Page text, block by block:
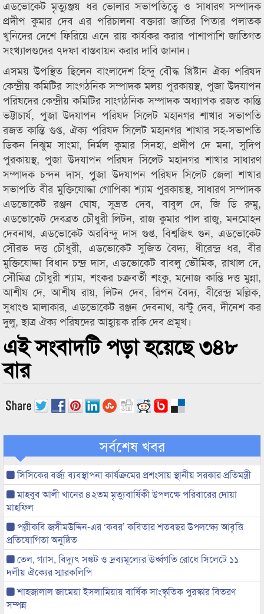
এডভোকেট মৃত্যুঞ্জয় ধর ভোলার সভাপতিত্বে ও সাধারণ সম্পাদক
প্রদীপ কুমার দেব এর পরিচালনা বক্তারা জাতির পিতার পলাতক
খুনিদের দেশে ফিরিয়ে এনে রায় কার্যকর করার পাশাপাশি জাতিগত
সংখ্যালগুদের ৭দফা বাস্তবায়ন করার দাবি জানান।
এসময় উপস্থিত ছিলেন বাংলাদেশ হিন্দু বৌদ্ধ খ্রিষ্টান ঐক্য পরিষদ
কেন্দ্রীয় কমিটির সাংগঠনিক সম্পাদক মলয় পুরকায়স্থ, পুজা উদযাপন
পরিষদের কেন্দ্রীয় কমিটির সাংগঠনিক সম্পাদক অধ্যাপক রজত কান্তি
ভট্টাচার্য, পুজা উদযাপন পরিষদ সিলেট মহানগর শাখার সভাপতি
রজত কান্তি গুপ্ত, ঐক্য পরিষদ সিলেট মহানগর শাখার সহ-সভাপতি
ডিকন নিঝুম সাংমা, নির্মল কুমার সিনহা, প্রদীপ দে মনা, সুদিপ
পুরকায়স্থ, পুজা উদযাপন পরিষদ সিলেট মহানগর শাখার সাধারণ
সম্পাদক চন্দন দাস, পুৃজা উদযাপন পরিষদ সিলেট জেলা শাখার
সভাপতি বীর মুক্তিযোদ্ধা গোপিকা শ্যাম পুরকায়স্থ, সাধারণ সম্পাদক
এডভোকেট রঞ্জন ঘোষ, সুভ্রত দেব, বাবুল দে, জি ডি রুমু,
এডভোকেট দেবব্রত চৌধুরী লিটন, রাজ কুমার পাল রাজু, মনমোহন
দেবনাথ, এডভোকেট অরবিন্দু দাস গুপ্ত, বিশ্বজিৎ গুন, এডভোকেট
সৌরভ দত্ত চৌধুরী, এডভোকেট সুজিত বৈদ্য, ধীরেন্দ্র ধর, বীর
মুক্তিযোদ্দা বিধান চন্দ্র দাস, এডভোকেট বাবলু ভৌমিক, রাখাল দে,
সৌমিত্র চৌধুরী শ্যাম, শংকর চক্রবর্তী শংকু, মনোজ কান্তি দত্ত মুন্না,
আশীষ দে, আশীষ রায়, লিটন দেব, রিপন বৈদ্য, বীরেন্দ্র মল্লিক,
সুধাংশু মালাকার, এডভোকেট রঞ্জন দেবনাথ, ঝন্টু দেব, দীনেশ কর
দুলু, ছাত্র ঐক্য পরিষদের আহ্বায়ক রকি দেব প্রমূখ।
এই সংবাদটি পড়া হয়েছে ৩৪৮
বার
সর্বশেষ খবর
সিসিকের বর্জ্য ব্যবস্থাপনা কার্যক্রমের প্রশংসায় স্থানীয় সরকার প্রতিমন্ত্রী
মাহবুব আলী খানের ৪২তম মৃত্যুবার্ষিকী উপলক্ষে পরিবারের দোয়া
মাহফিল
পল্লীকবি জসীমউদ্দিন-এর ‘কবর’ কবিতার শতবছর উপলক্ষ্যে আবৃত্তি
প্রতিযোগিতা অনুষ্ঠিত
তেল, গ্যাস, বিদ্যুৎ সঙ্কট ও দ্রব্যমূল্যের ঊর্ধ্বগতি রোধে সিলেটে ১১
দলীয় ঐক্যের স্মারকলিপি
শাহজালাল জামেয়া ইসলামিয়ায় বার্ষিক সাংস্কৃতিক পুরস্কার বিতরণ
সম্পন্ন